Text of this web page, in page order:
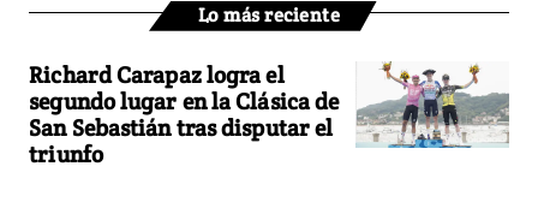
Lo más reciente
Richard Carapaz logra el
segundo lugar en la Clásica de
San Sebastián tras disputar el
triunfo